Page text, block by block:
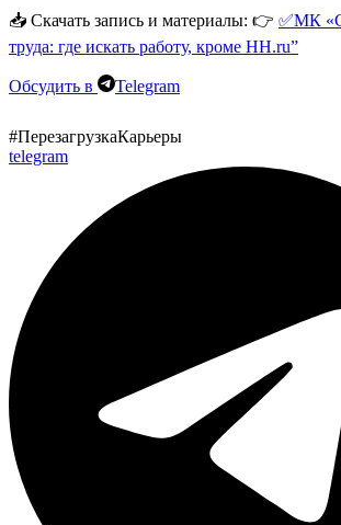
📥 Скачать запись и материалы: 👉 ✅МК
труда: где искать работу, кроме HH.ru”
Обсудить в Telegram
#ПерезагрузкаКарьеры
telegram